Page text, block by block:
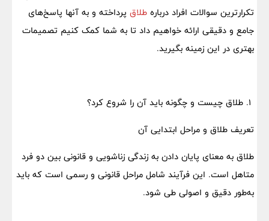
تکرارترین سوالات افراد درباره طلاق پرداخته و به آنها پاسخ‌های
جامع و دقیقی ارائه خواهیم داد تا به شما کمک کنیم تصمیمات
بهتری در این زمینه بگیرید.
تعریف طلاق و مراحل ابتدایی آن
طلاق به معنای پایان دادن به زندگی زناشویی و قانونی بین دو فرد
متاهل است. این فرآیند شامل مراحل قانونی و رسمی است که باید
به‌طور دقیق و اصولی طی شود.